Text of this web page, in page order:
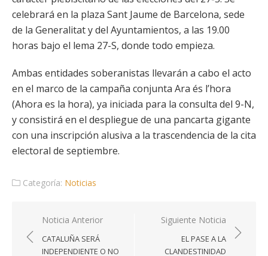
celebrará en la plaza Sant Jaume de Barcelona, sede
de la Generalitat y del Ayuntamientos, a las 19.00
horas bajo el lema 27-S, donde todo empieza.
Ambas entidades soberanistas llevarán a cabo el acto
en el marco de la campaña conjunta Ara és l’hora
(Ahora es la hora), ya iniciada para la consulta del 9-N,
y consistirá en el despliegue de una pancarta gigante
con una inscripción alusiva a la trascendencia de la cita
electoral de septiembre.
Categoría: Noticias
Navegación
de
entradas
Noticia Anterior
CATALUÑA SERÁ
INDEPENDIENTE O NO
Siguiente Noticia
EL PASE A LA
CLANDESTINIDAD